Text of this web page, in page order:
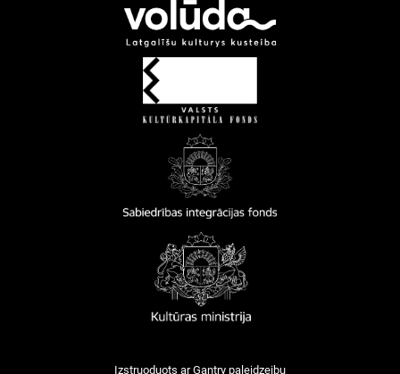
Izstruoduots arGantry paleidzeibu